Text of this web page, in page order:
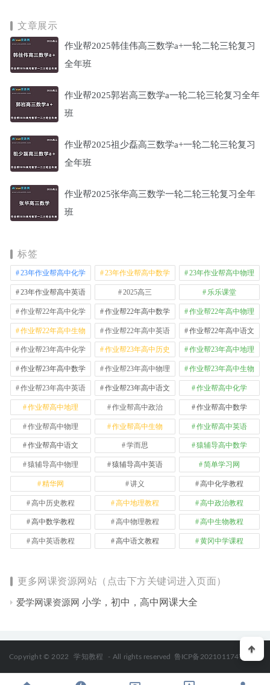
文章展示
作业帮2025韩佳伟高三数学a+一轮二轮三轮复习
全年班
作业帮2025郭岩高三数学a一轮二轮三轮复习全年
班
作业帮2025祖少磊高三数学a+一轮二轮三轮复习
全年班
作业帮2025张华高三数学一轮二轮三轮复习全年
班
标签
23年作业帮高中化学 23年作业帮高中数学 23年作业帮高中物理
23年作业帮高中英语 2025高三 乐乐课堂
作业帮22年高中化学 作业帮22年高中数学 作业帮22年高中物理
作业帮22年高中生物 作业帮22年高中英语 作业帮22年高中语文
作业帮23年高中化学 作业帮23年高中历史 作业帮23年高中地理
作业帮23年高中数学 作业帮23年高中物理 作业帮23年高中生物
作业帮23年高中英语 作业帮23年高中语文 作业帮高中化学
作业帮高中地理 作业帮高中政治 作业帮高中数学
作业帮高中物理 作业帮高中生物 作业帮高中英语
作业帮高中语文 学而思 猿辅导高中数学
猿辅导高中物理 猿辅导高中英语 简单学习网
精华网 讲义 高中化学教程
高中历史教程 高中地理教程 高中政治教程
高中数学教程 高中物理教程 高中生物教程
高中英语教程 高中语文教程 黄冈中学课程
更多网课资源网站（点击下方关键词进入页面）
爱学网课资源网 小学，初中，高中网课大全
Copyright © 2022 学知教程 - All rights reserved 鲁ICP备2021011747号-2